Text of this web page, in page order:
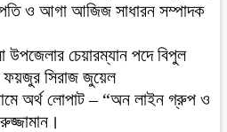
ও আগা আজিজ সাধারন সম্পাদক
উপজেলার চেয়ারম্যান পদে বিপুল
সিরাজ জুয়েল
অর্থ লোপাট – “অন লাইন গ্রুপ ও